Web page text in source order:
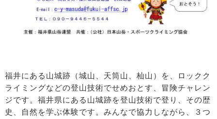
福井にある山城跡（城山、天筒山、杣山）を、ロックク
ライミングなどの登山技術でせめおとす、冒険チャレン
ジです。福井県にある山城跡を登山技術で登り、その歴
史、自然を学ぶ体験です。みんなで協力しながら、３つ